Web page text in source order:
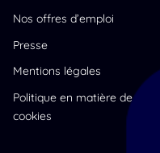
Nos offres d’emploi
Presse
Mentions légales
Politique en matière de
cookies